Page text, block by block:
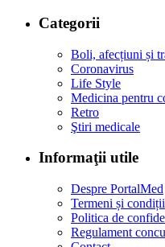
Categorii
Boli, afecțiuni și
Coronavirus
Life Style
Medicina pentru
Retro
Ştiri medicale
Informaţii utile
Despre PortalMed
Termeni și condiții
Politica de
Regulament